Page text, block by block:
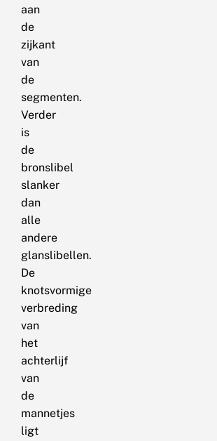
aan
de
zijkant
van
de
segmenten.
Verder
is
de
bronslibel
slanker
dan
alle
andere
glanslibellen.
De
knotsvormige
verbreding
van
het
achterlijf
van
de
mannetjes
ligt